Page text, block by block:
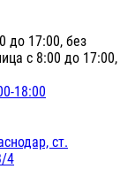
до 17:00, без
с 8:00 до 17:00,
18:00
ст.
4